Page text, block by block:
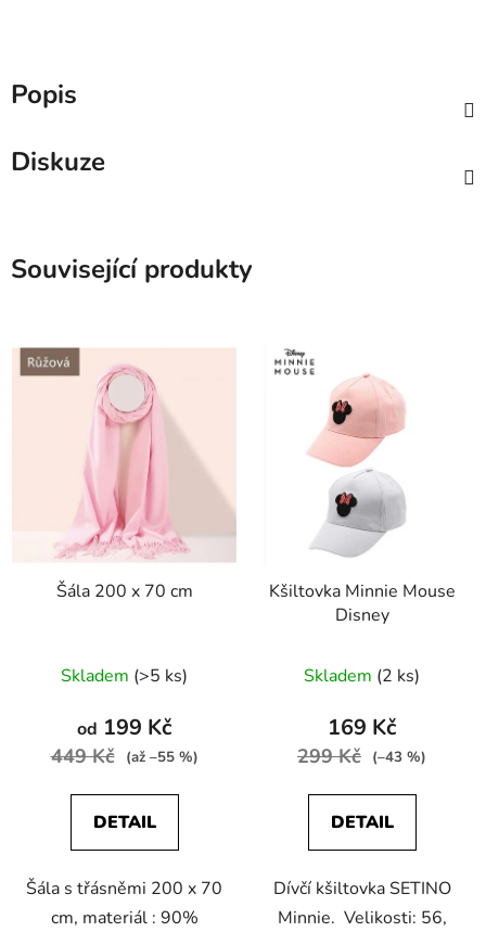
Popis
Diskuze
Související produkty
Šála 200 x 70 cm
Skladem (>5 ks)
od 199 Kč
449 Kč (až –55 %)
DETAIL
Šála s třásněmi 200 x 70
cm, materiál : 90%
Kšiltovka Minnie Mouse
Disney
Skladem (2 ks)
169 Kč
299 Kč (–43 %)
DETAIL
Dívčí kšiltovka SETINO
Minnie. Velikosti: 56,